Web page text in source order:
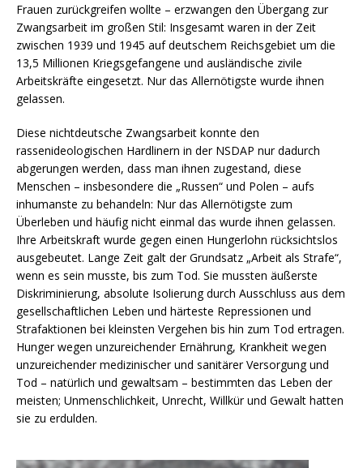
Frauen zurückgreifen wollte – erzwangen den Übergang zur
Zwangsarbeit im großen Stil: Insgesamt waren in der Zeit
zwischen 1939 und 1945 auf deutschem Reichsgebiet um die
13,5 Millionen Kriegsgefangene und ausländische zivile
Arbeitskräfte eingesetzt. Nur das Allernötigste wurde ihnen
gelassen.
Diese nichtdeutsche Zwangsarbeit konnte den
rassenideologischen Hardlinern in der NSDAP nur dadurch
abgerungen werden, dass man ihnen zugestand, diese
Menschen – insbesondere die „Russen“ und Polen – aufs
inhumanste zu behandeln: Nur das Allernötigste zum
Überleben und häufig nicht einmal das wurde ihnen gelassen.
Ihre Arbeitskraft wurde gegen einen Hungerlohn rücksichtslos
ausgebeutet. Lange Zeit galt der Grundsatz „Arbeit als Strafe“,
wenn es sein musste, bis zum Tod. Sie mussten äußerste
Diskriminierung, absolute Isolierung durch Ausschluss aus dem
gesellschaftlichen Leben und härteste Repressionen und
Strafaktionen bei kleinsten Vergehen bis hin zum Tod ertragen.
Hunger wegen unzureichender Ernährung, Krankheit wegen
unzureichender medizinischer und sanitärer Versorgung und
Tod – natürlich und gewaltsam – bestimmten das Leben der
meisten; Unmenschlichkeit, Unrecht, Willkür und Gewalt hatten
sie zu erdulden.